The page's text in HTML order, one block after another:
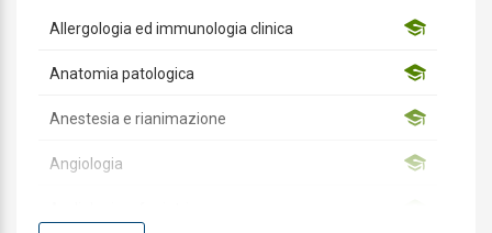
Allergologia ed immunologia clinica
Anatomia patologica
Anestesia e rianimazione
Angiologia